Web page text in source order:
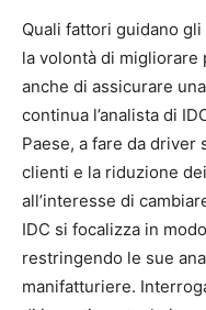
Quali fattori guidano
la volontà di
anche di assicurare
continua l’analista di
Paese, a fare da driver
clienti e la riduzione
all’interesse di
IDC si focalizza in
restringendo le sue
manifatturiere.